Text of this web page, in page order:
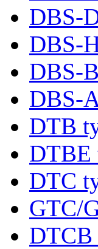
DBS-
DBS-
DBS-
DBS-
DTB
DTBE
DTC
GTC/
DTCB